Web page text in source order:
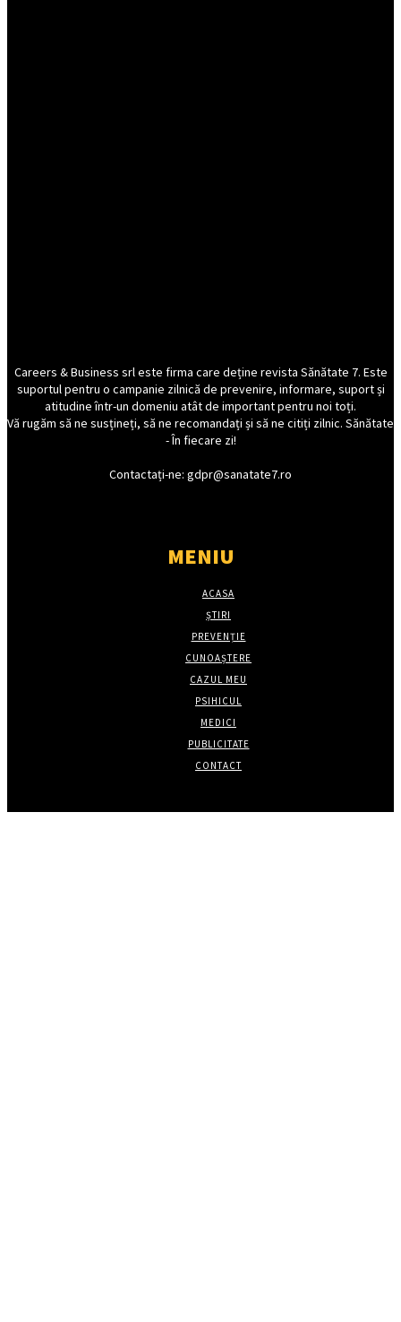
Careers & Business srl este firma care deține revista Sănătate 7. Este
suportul pentru o campanie zilnică de prevenire, informare, suport și
atitudine într-un domeniu atât de important pentru noi toți.
Vă rugăm să ne susțineți, să ne recomandați și să ne citiți zilnic. Sănătate
- În fiecare zi!
Contactați-ne: gdpr@sanatate7.ro
MENIU
ACASA
ȘTIRI
PREVENȚIE
CUNOAȘTERE
CAZUL MEU
PSIHICUL
MEDICI
PUBLICITATE
CONTACT